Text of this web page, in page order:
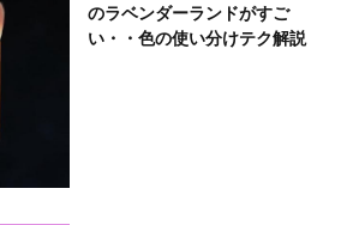
のラベンダーランドがすご
い・・色の使い分けテク解説